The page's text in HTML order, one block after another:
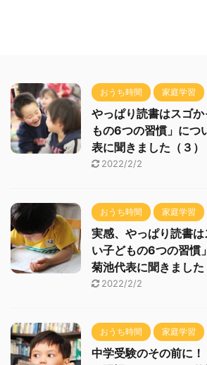
おうち時間 家庭学習
やっぱり読書はスゴ
もの6つの習慣」につ
表に聞きました（３）
2022/2/2
おうち時間 家庭学習
実感、やっぱり読書
い子どもの6つの習慣
菊池代表に聞きました
2022/2/2
おうち時間 家庭学習
中学受験のその前に